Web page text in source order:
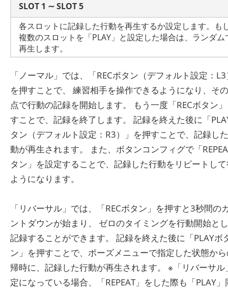
SLOT 1 ∼ SLOT 5
各スロットに記録した行動を再生するか設定します。も
複数のスロットを「PLAY」と設定した場合は、ランダム
再生します。
「ノーマル」では、「RECボタン（デフォルト設定：
を押すことで、 練習相手を操作できるようになり、そ
点で行動の記録を開始します。 もう一度「RECボタン
すことで、記録を終了します。 記録を終えた後に「
タン（デフォルト設定：R3）」を押すことで、記録し
動が再生されます。 また、ボタンコンフィグで「
タン」を設定することで、記録した行動をリピートし
ようになります。
「リバーサル」では、「RECボタン」を押すと3秒間の
ントダウンが始まり、 ゼロのタイミングを行動開始と
記録することができます。 記録を終えた後に「PLAYボ
ン」を押すことで、ポーズメニューで指定した状態か
帰時に、記録した行動が再生されます。 ※「リバーサル
定になっている場合、「REPEAT」をした際も「PLAY」